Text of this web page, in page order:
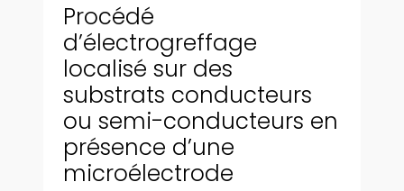
Procédé
d’électrogreffage
localisé sur des
substrats conducteurs
ou semi-conducteurs en
présence d’une
microélectrode